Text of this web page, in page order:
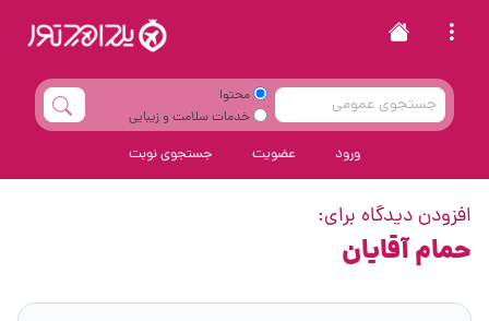
محتوا
خدمات سلامت و زیبایی
ورود عضویت جستجوی نوبت
افزودن دیدگاه برای:
حمام آقایان